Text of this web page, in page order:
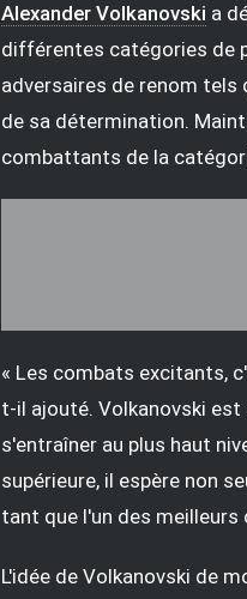
Alexander Volkanovski a
différentes catégories de
adversaires de renom
de sa détermination.
combattants de la
« Les combats excitants,
t-il ajouté. Volkanovski
s'entraîner au plus haut
supérieure, il espère non
tant que l'un des
L'idée de Volkanovski de